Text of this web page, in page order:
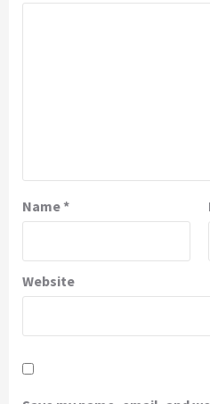
Name*
Website